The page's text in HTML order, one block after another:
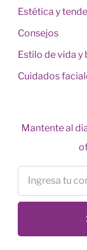
Estética y
Consejos
Estilo de vida y
Cuidados
Mantente al